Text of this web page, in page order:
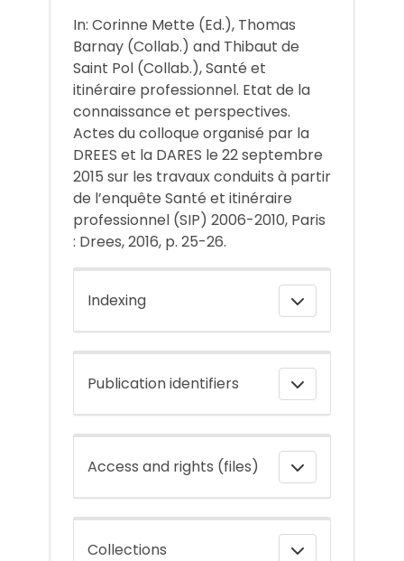
In: Corinne Mette (Ed.), Thomas
Barnay (Collab.) and Thibaut de
Saint Pol (Collab.), Santé et
itinéraire professionnel. Etat de la
connaissance et perspectives.
Actes du colloque organisé par la
DREES et la DARES le 22 septembre
2015 sur les travaux conduits à partir
de l’enquête Santé et itinéraire
professionnel (SIP) 2006-2010, Paris
: Drees, 2016, p. 25-26.
Indexing
Publication identifiers
Access and rights (files)
Collections